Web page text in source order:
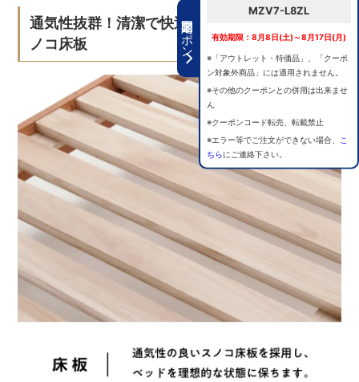
期間限定クーポン
MZV7-L8ZL
有効期限：8月8日(土)～8月17日(月)
※「アウトレット・特価品」、「クーポ
ン対象外商品」には適用されません。
※その他のクーポンとの併用は出来ませ
ん
※クーポンコード転売、転載禁止
※エラー等でご注文ができない場合、
こ
ちらにご連絡下さい。
通気性抜群！清潔で快適な睡眠環境を保つス
ノコ床板